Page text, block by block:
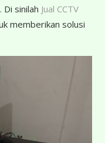
Di sinilah Jual CCTV
memberikan solusi